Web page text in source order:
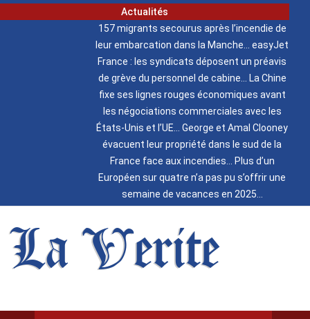
Actualités
157 migrants secourus après l’incendie de
leur embarcation dans la Manche
easyJet
France : les syndicats déposent un préavis
de grève du personnel de cabine
La Chine
fixe ses lignes rouges économiques avant
les négociations commerciales avec les
États-Unis et l’UE
George et Amal Clooney
évacuent leur propriété dans le sud de la
France face aux incendies
Plus d’un
Européen sur quatre n’a pas pu s’offrir une
semaine de vacances en 2025
La Verite